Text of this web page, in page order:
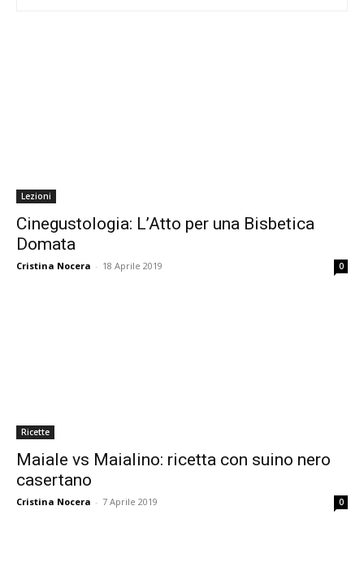
Lezioni
Cinegustologia: L’Atto per una Bisbetica
Domata
Cristina Nocera - 18 Aprile 2019 0
Ricette
Maiale vs Maialino: ricetta con suino nero
casertano
Cristina Nocera - 7 Aprile 2019 0